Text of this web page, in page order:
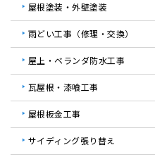
屋根塗装・外壁塗装
雨どい工事（修理・交換）
屋上・ベランダ防水工事
瓦屋根・漆喰工事
屋根板金工事
サイディング張り替え